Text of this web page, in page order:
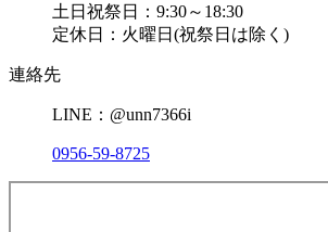
土日祝祭日：9:30～18:30
定休日：火曜日(祝祭日は除く)
連絡先
LINE：@unn7366i
0956-59-8725